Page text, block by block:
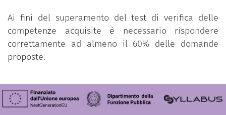
Ai fini del superamento del test di verifica delle
competenze acquisite è necessario rispondere
correttamente ad almeno il 60% delle domande
proposte.